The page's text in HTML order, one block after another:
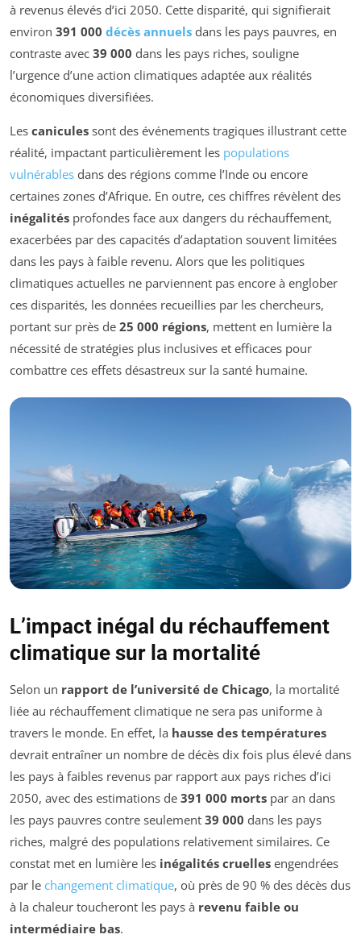
à revenus élevés d’ici 2050. Cette disparité, qui signifierait
environ 391 000 décès annuels dans les pays pauvres, en
contraste avec 39 000 dans les pays riches, souligne
l’urgence d’une action climatiques adaptée aux réalités
économiques diversifiées.
Les canicules sont des événements tragiques illustrant cette
réalité, impactant particulièrement les populations
vulnérables dans des régions comme l’Inde ou encore
certaines zones d’Afrique. En outre, ces chiffres révèlent des
inégalités profondes face aux dangers du réchauffement,
exacerbées par des capacités d’adaptation souvent limitées
dans les pays à faible revenu. Alors que les politiques
climatiques actuelles ne parviennent pas encore à englober
ces disparités, les données recueillies par les chercheurs,
portant sur près de 25 000 régions, mettent en lumière la
nécessité de stratégies plus inclusives et efficaces pour
combattre ces effets désastreux sur la santé humaine.
L’impact inégal du réchauffement
climatique sur la mortalité
Selon un rapport de l’université de Chicago, la mortalité
liée au réchauffement climatique ne sera pas uniforme à
travers le monde. En effet, la hausse des températures
devrait entraîner un nombre de décès dix fois plus élevé dans
les pays à faibles revenus par rapport aux pays riches d’ici
2050, avec des estimations de 391 000 morts par an dans
les pays pauvres contre seulement 39 000 dans les pays
riches, malgré des populations relativement similaires. Ce
constat met en lumière les inégalités cruelles engendrées
par le changement climatique, où près de 90 % des décès dus
à la chaleur toucheront les pays à revenu faible ou
intermédiaire bas.